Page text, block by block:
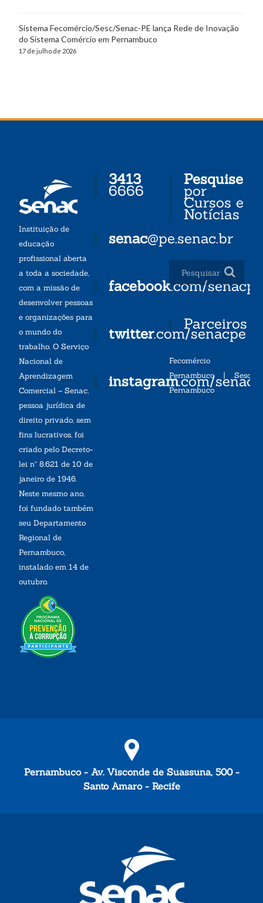
Sistema Fecomércio/Sesc/Senac-PE lança Rede de Inovação
do Sistema Comércio em Pernambuco
17 de julho de 2026
Instituição de
educação
profissional aberta
a toda a sociedade,
com a missão de
desenvolver pessoas
e organizações para
o mundo do
trabalho. O Serviço
Nacional de
Aprendizagem
Comercial – Senac,
pessoa jurídica de
direito privado, sem
fins lucrativos, foi
criado pelo Decreto-
lei nº 8.621 de 10 de
janeiro de 1946.
Neste mesmo ano,
foi fundado também
seu Departamento
Regional de
Pernambuco,
instalado em 14 de
outubro.
3413
6666
senac@pe.senac.br
facebook.com/senacpe
twitter.com/senacpe
instagram.com/
Pesquise
por
Cursos e
Notícias
Parceiros
Fecomércio
Pernambuco| Sesc
Pernambuco
Pernambuco - Av. Visconde de Suassuna, 500 -
Santo Amaro - Recife